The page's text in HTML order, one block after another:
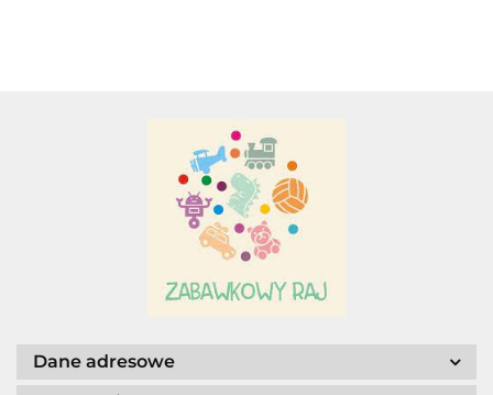
A&S SP. Z O.O.
Adamigo P.W.
Dane adresowe